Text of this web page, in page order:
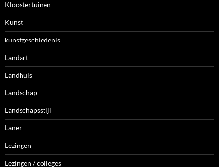
Kloostertuinen
Kunst
kunstgeschiedenis
Landart
Landhuis
Landschap
Landschapsstijl
Lanen
Lezingen
Lezingen / colleges